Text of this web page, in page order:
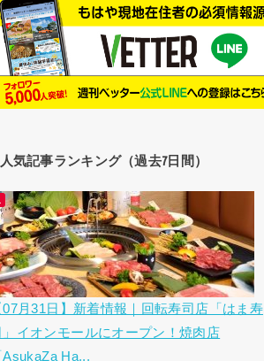
人気記事ランキング（過去7日間）
07月31日】新着情報｜回転寿司店「はま寿
」イオンモールにオープン！焼肉店
AsukaZa Ha...